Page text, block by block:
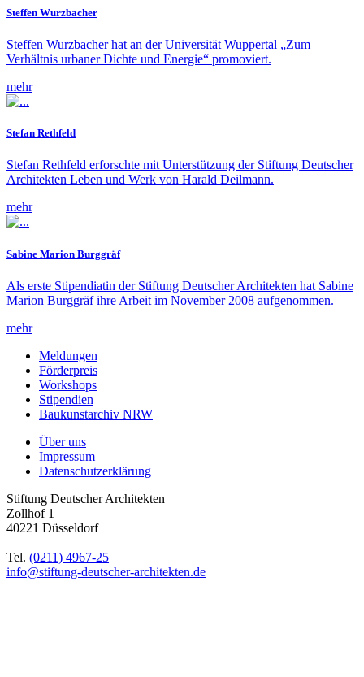
Steffen Wurzbacher
Steffen Wurzbacher hat an der Universität Wuppertal „Zum
Verhältnis urbaner Dichte und Energie“ promoviert.
mehr
Stefan Rethfeld
Stefan Rethfeld erforschte mit Unterstützung der Stiftung Deutscher
Architekten Leben und Werk von Harald Deilmann.
mehr
Sabine Marion Burggräf
Als erste Stipendiatin der Stiftung Deutscher Architekten hat Sabine
Marion Burggräf ihre Arbeit im November 2008 aufgenommen.
mehr
Meldungen
Förderpreis
Workshops
Stipendien
Baukunstarchiv NRW
Über uns
Impressum
Datenschutzerklärung
Stiftung Deutscher Architekten
Zollhof 1
40221 Düsseldorf
Tel. (0211) 4967-25
info@stiftung-deutscher-architekten.de